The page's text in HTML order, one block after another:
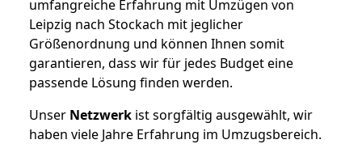
umfangreiche Erfahrung mit Umzügen von
Leipzig nach Stockach mit jeglicher
Größenordnung und können Ihnen somit
garantieren, dass wir für jedes Budget eine
passende Lösung finden werden.
Unser Netzwerk ist sorgfältig ausgewählt, wir
haben viele Jahre Erfahrung im Umzugsbereich.